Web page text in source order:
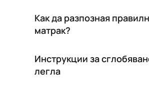
Как да разпозная
матрак?
Инструкции за
легла